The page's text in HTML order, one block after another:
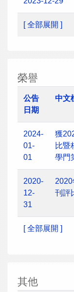
[ 全部展開 ]
榮譽
公告
日期
中文
2024-
01-
01
獲
比暨
學門
2020-
12-
31
刊評
[ 全部展開 ]
其他